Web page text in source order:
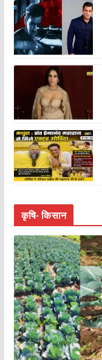
कृषि- किसान